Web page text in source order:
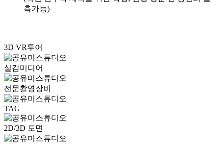
측가능)
3D VR투어
실감미디어
전문촬영장비
TAG
2D/3D 도면